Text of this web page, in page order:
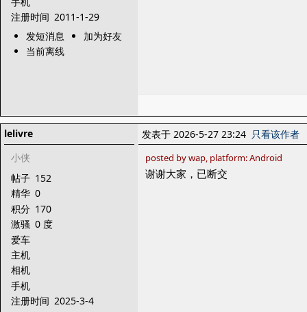
注册时间 2011-1-29
发短消息
加为好友
当前离线
lelivre
小侠
帖子 152
精华 0
积分 170
激骚 0 度
爱车
主机
相机
手机
注册时间 2025-3-4
发表于 2026-5-27 23:24 只看该作者
posted by wap, platform: Android
谢谢大家，已断交